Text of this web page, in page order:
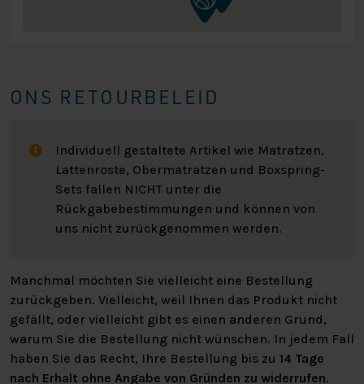
ONS RETOURBELEID
Individuell gestaltete Artikel wie Matratzen,
Lattenroste, Obermatratzen und Boxspring-
Sets fallen NICHT unter die
Rückgabebestimmungen und können von
uns nicht zurückgenommen werden.
Manchmal möchten Sie vielleicht eine Bestellung
zurückgeben. Vielleicht, weil Ihnen das Produkt nicht
gefällt, oder vielleicht gibt es einen anderen Grund,
warum Sie die Bestellung nicht wünschen. In jedem Fall
haben Sie das Recht, Ihre Bestellung bis zu 14 Tage
nach Erhalt ohne Angabe von Gründen zu widerrufen.